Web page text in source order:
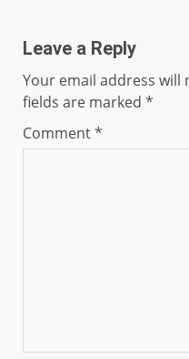
Leave a Reply
Your email address will
fields are marked *
Comment*